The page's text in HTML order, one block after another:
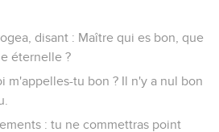
disant : Maître qui es bon, que
éternelle ?
m'appelles-tu bon ? Il n'y a nul bon
: tu ne commettras point